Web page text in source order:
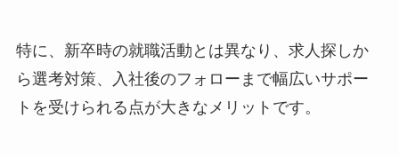
特に、新卒時の就職活動とは異なり、求人探しか
ら選考対策、入社後のフォローまで幅広いサポー
トを受けられる点が大きなメリットです。